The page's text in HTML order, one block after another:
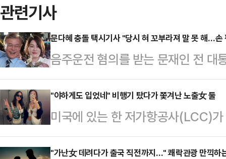
관련기사
문다혜 충돌 택시기사 "당시 혀 꼬부라져 말 못 해…손
음주운전 혐의를 받는 문재인 전
와 형사 합의를 마친 것으로 알려
사고 피해 택시 기사 A씨는 문 씨
것으로 파악됐다.앞서 지난 9일 문
피해자 조사를 받았다. 이날 문 씨
"야하게도 입었네" 비행기 탔다가 쫓겨난 노출女 둘
미국에 있는 한 저가항공사(LCC)
유로 출발 직전 강제 하차 시켰다
"가난女 데려다가 출국 직전까지…" 쾌락관광 만끽하